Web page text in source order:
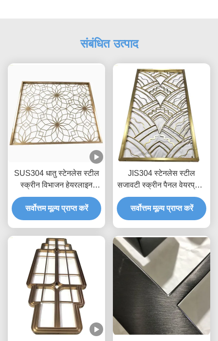
संबंधित उत्पाद
SUS304 धातु स्टेनलेस स्टील
स्क्रीन विभाजन हेयरलाइन
H3m रोज़ गोल्ड रूम डिवाइडर
सर्वोत्तम मूल्य प्राप्त करें
JIS304 स्टेनलेस स्टील
सजावटी स्क्रीन पैनल वेयरप्रूफ
लेजर कट खोखले हेयरलाइन
सर्वोत्तम मूल्य प्राप्त करें